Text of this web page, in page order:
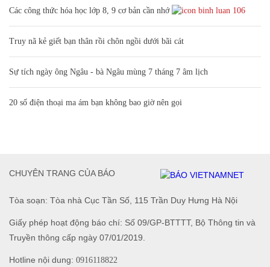
Các công thức hóa học lớp 8, 9 cơ bản cần nhớ 106
Truy nã kẻ giết bạn thân rồi chôn ngồi dưới bãi cát
Sự tích ngày ông Ngâu - bà Ngâu mùng 7 tháng 7 âm lịch
20 số điện thoại ma ám bạn không bao giờ nên gọi
Tòa soạn: Tòa nhà Cục Tần Số, 115 Trần Duy Hưng Hà Nội
Giấy phép hoạt động báo chí: Số 09/GP-BTTTT, Bộ Thông tin và
Truyền thông cấp ngày 07/01/2019.
Hotline nội dung: 0916118822
CHUYÊN TRANG CỦA BÁO